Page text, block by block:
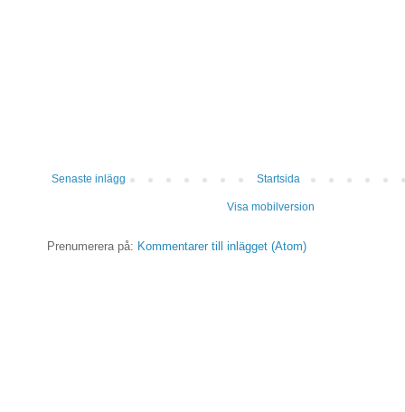
Senaste inlägg Startsida
Visa mobilversion
Prenumerera på: Kommentarer till inlägget (Atom)